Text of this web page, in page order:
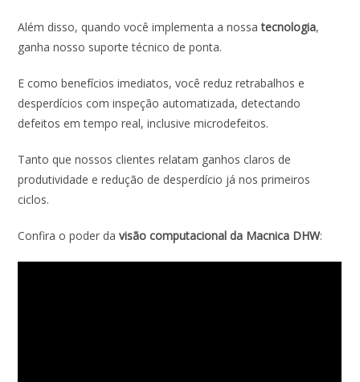
Além disso, quando você implementa a nossatecnologia,
ganha nosso suporte técnico de ponta.
E como benefícios imediatos, você reduz retrabalhos e
desperdícios com inspeção automatizada, detectando
defeitos em tempo real, inclusive microdefeitos.
Tanto que nossos clientes relatam ganhos claros de
produtividade e redução de desperdício já nos primeiros
ciclos.
Confira o poder da visão computacional da Macnica DHW: